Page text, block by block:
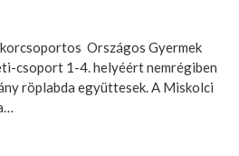
Országos Gyermek
csoport 1-4. helyéért nemrégiben
röplabda együttesek. A Miskolci